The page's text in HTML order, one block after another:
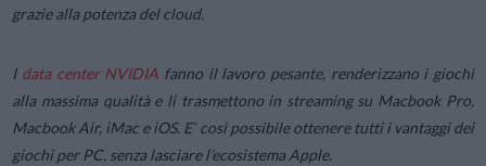
grazie alla potenza del cloud.
I data center NVIDIA fanno il lavoro pesante, renderizzano i giochi
alla massima qualità e li trasmettono in streaming su Macbook Pro,
Macbook Air, iMac e iOS. E‘ così possibile ottenere tutti i vantaggi dei
giochi per PC, senza lasciare l’ecosistema Apple.